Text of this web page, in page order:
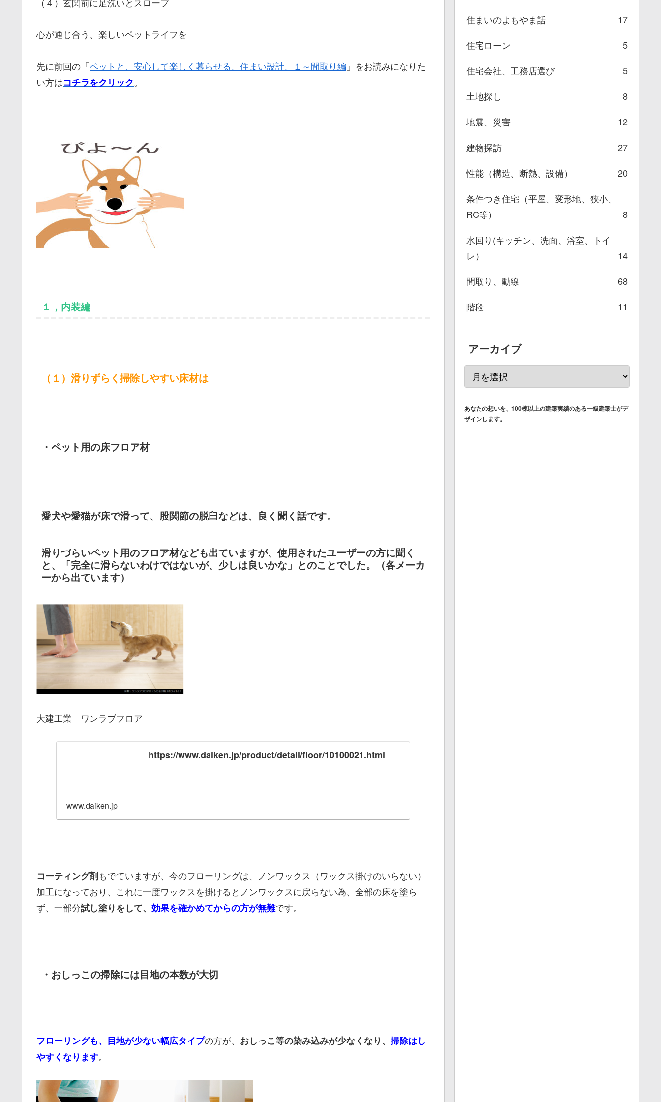
心が通じ合う、楽しいペットライフを
先に前回の「ペットと、安心して楽しく暮らせる、住まい設計、１～間取り編 」をお読みになりた
い方はコチラをクリック。
１，内装編
（１）滑りずらく掃除しやすい床材は
・ペット用の床フロア材
愛犬や愛猫が床で滑って、股関節の脱臼などは、良く聞く話です。
滑りづらいペット用のフロア材なども出ていますが、使用されたユーザーの方に聞く
と、「完全に滑らないわけではないが、少しは良いかな」とのことでした。（各メーカ
ーから出ています）
大建工業 ワンラブフロア
https://www.daiken.jp/product/detail/floor/10100021.html
www.daiken.jp
コーティング剤もでていますが、今のフローリングは、ノンワックス（ワックス掛けのいらない）
加工になっており、これに一度ワックスを掛けるとノンワックスに戻らない為、全部の床を塗ら
ず、一部分試し塗りをして、 効果を確かめてからの方が無難です。
・おしっこの掃除には目地の本数が大切
フローリングも、目地が少ない幅広タイプの方が、 おしっこ等の染み込みが少なくなり、 掃除はし
やすくなります。
住まいのよもやま話
17
住宅ローン
5
住宅会社、工務店選び
5
土地探し
8
地震、災害
12
建物探訪
27
性能（構造、断熱、設備）
20
条件つき住宅（平屋、変形地、狭小、
RC等）
8
水回り(キッチン、洗面、浴室、トイ
レ）
14
間取り、動線
68
階段
11
アーカイブ
あなたの想いを、100棟以上の建築実績のある一級建築士がデ
ザインします。